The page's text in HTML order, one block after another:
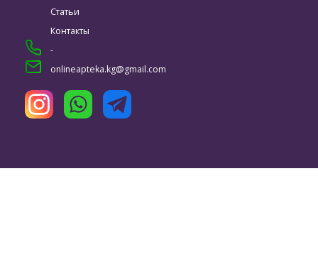
Статьи
Контакты
-
onlineapteka.kg@gmail.com